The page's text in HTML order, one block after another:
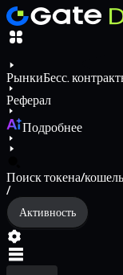
РынкиБесс.
Реферал
Подробнее
Поиск токена/
/
Активность